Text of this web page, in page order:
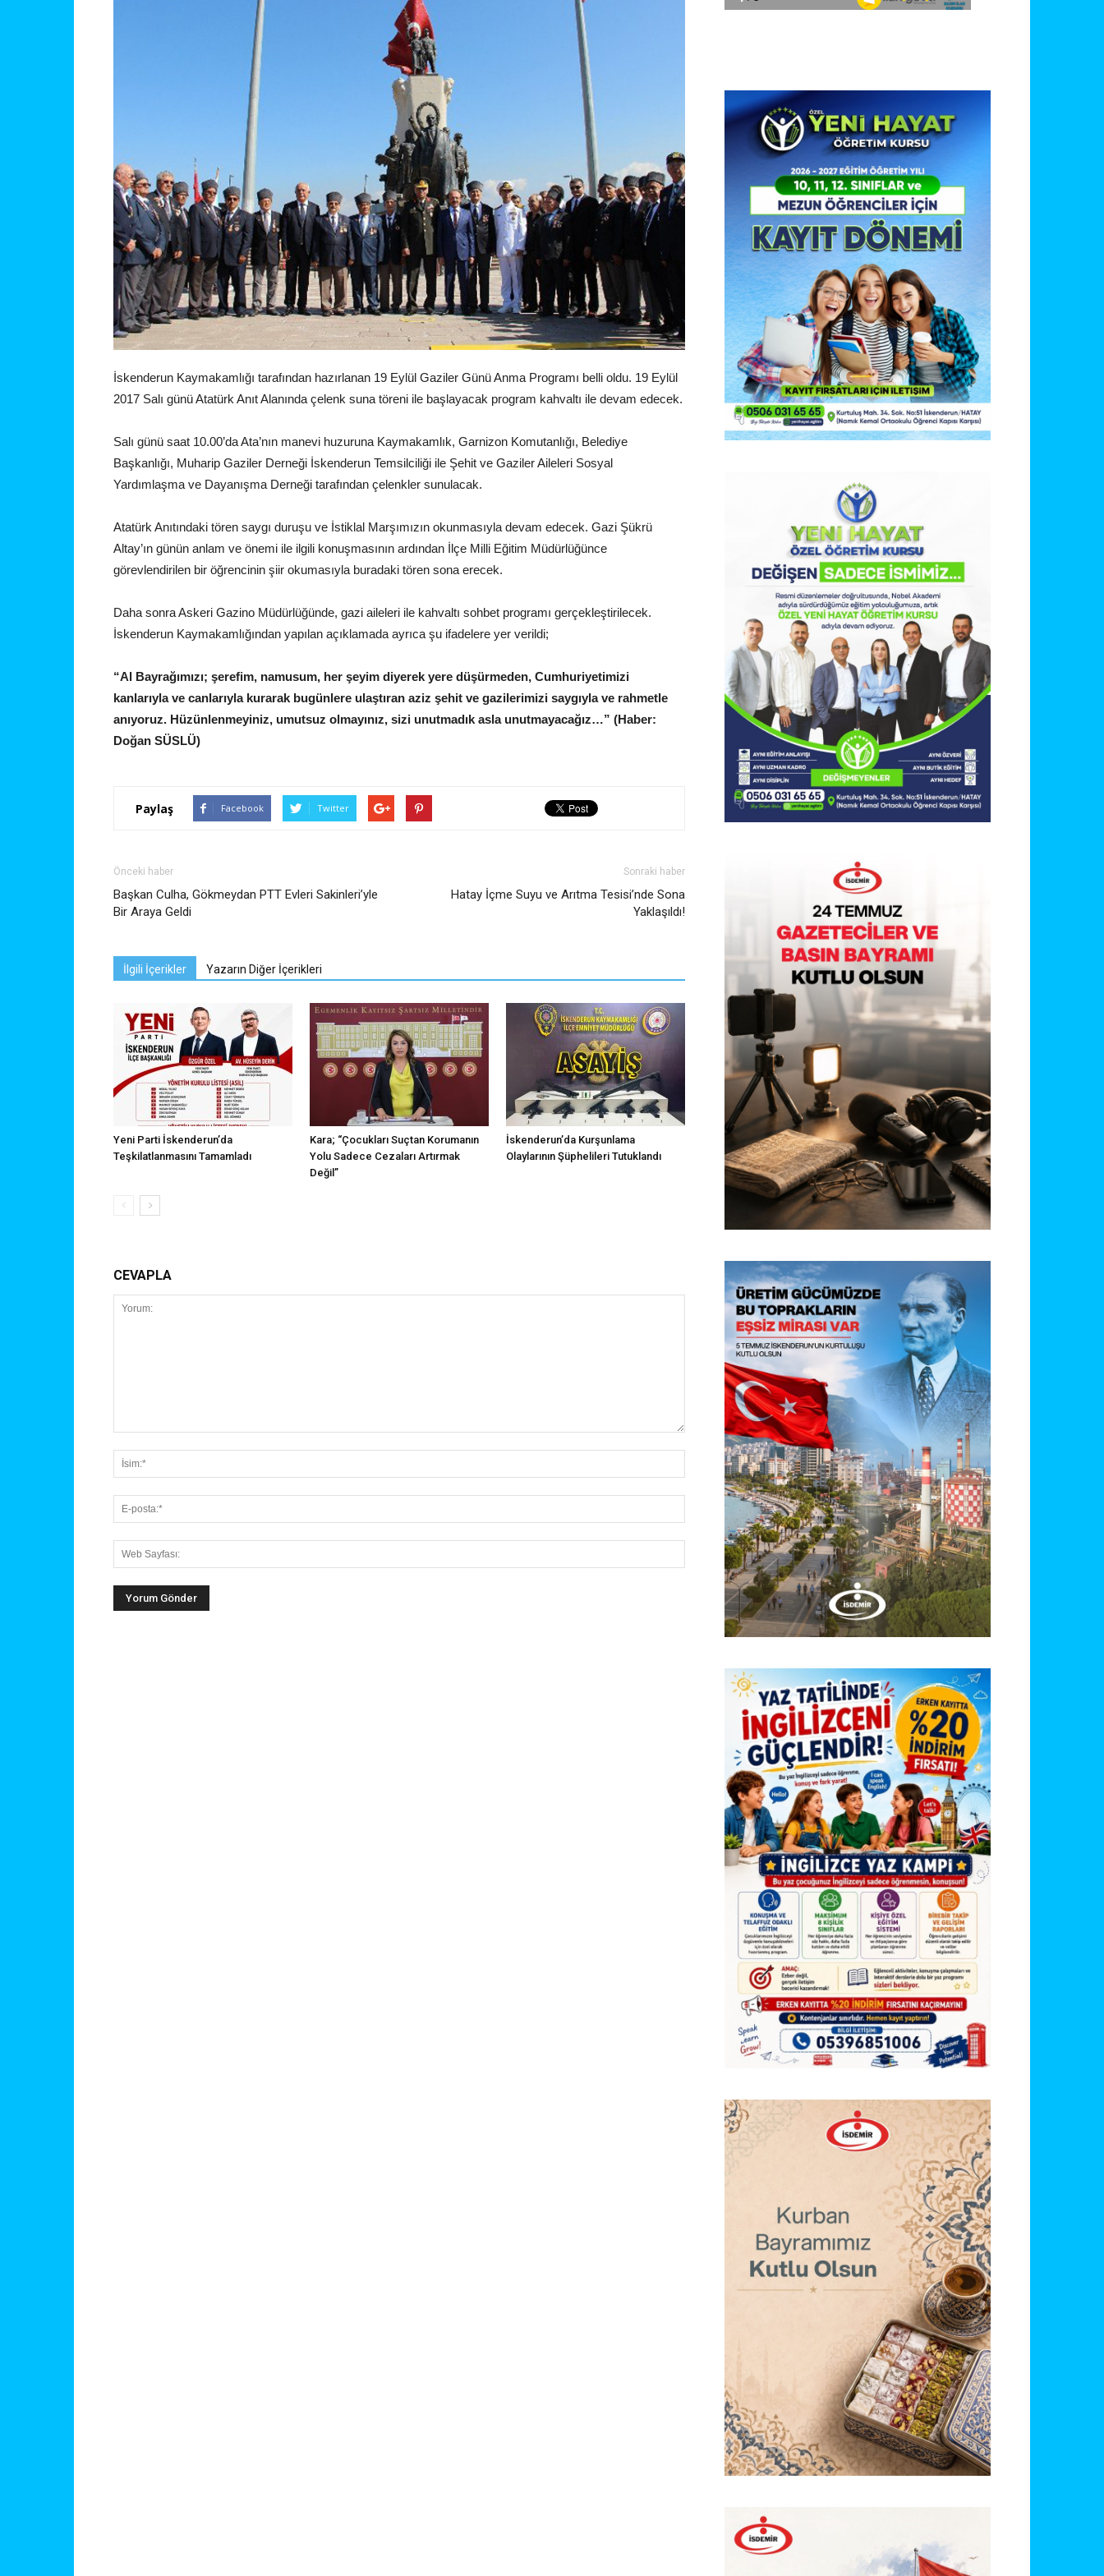
İskenderun Kaymakamlığı tarafından hazırlanan 19 Eylül Gaziler Günü Anma Programı belli oldu. 19 Eylül
2017 Salı günü Atatürk Anıt Alanında çelenk suna töreni ile başlayacak program kahvaltı ile devam edecek.
Salı günü saat 10.00’da Ata’nın manevi huzuruna Kaymakamlık, Garnizon Komutanlığı, Belediye
Başkanlığı, Muharip Gaziler Derneği İskenderun Temsilciliği ile Şehit ve Gaziler Aileleri Sosyal
Yardımlaşma ve Dayanışma Derneği tarafından çelenkler sunulacak.
Atatürk Anıtındaki tören saygı duruşu ve İstiklal Marşımızın okunmasıyla devam edecek. Gazi Şükrü
Altay’ın günün anlam ve önemi ile ilgili konuşmasının ardından İlçe Milli Eğitim Müdürlüğünce
görevlendirilen bir öğrencinin şiir okumasıyla buradaki tören sona erecek.
Daha sonra Askeri Gazino Müdürlüğünde, gazi aileleri ile kahvaltı sohbet programı gerçekleştirilecek.
İskenderun Kaymakamlığından yapılan açıklamada ayrıca şu ifadelere yer verildi;
“Al Bayrağımızı; şerefim, namusum, her şeyim diyerek yere düşürmeden, Cumhuriyetimizi
kanlarıyla ve canlarıyla kurarak bugünlere ulaştıran aziz şehit ve gazilerimizi saygıyla ve rahmetle
anıyoruz. Hüzünlenmeyiniz, umutsuz olmayınız, sizi unutmadık asla unutmayacağız…” (Haber:
Doğan SÜSLÜ)
Paylaş Facebook Twitter
Önceki haber
Başkan Culha, Gökmeydan PTT Evleri Sakinleri’yle
Bir Araya Geldi
Sonraki haber
Hatay İçme Suyu ve Arıtma Tesisi’nde Sona
Yaklaşıldı!
İlgili İçerikler Yazarın Diğer İçerikleri
Yeni Parti İskenderun’da
Teşkilatlanmasını Tamamladı
Kara; “Çocukları Suçtan Korumanın
Yolu Sadece Cezaları Artırmak
Değil”
İskenderun’da Kurşunlama
Olaylarının Şüphelileri Tutuklandı
CEVAPLA